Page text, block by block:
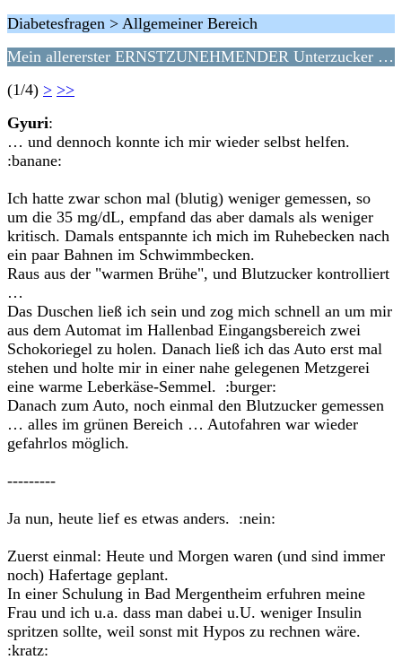
Diabetesfragen > Allgemeiner Bereich
Mein allererster ERNSTZUNEHMENDER Unterzucker …
(1/4) > >>
Gyuri:
… und dennoch konnte ich mir wieder selbst helfen.
:banane:
Ich hatte zwar schon mal (blutig) weniger gemessen, so
um die 35 mg/dL, empfand das aber damals als weniger
kritisch. Damals entspannte ich mich im Ruhebecken nach
ein paar Bahnen im Schwimmbecken.
Raus aus der "warmen Brühe", und Blutzucker kontrolliert
…
Das Duschen ließ ich sein und zog mich schnell an um mir
aus dem Automat im Hallenbad Eingangsbereich zwei
Schokoriegel zu holen. Danach ließ ich das Auto erst mal
stehen und holte mir in einer nahe gelegenen Metzgerei
eine warme Leberkäse-Semmel. :burger:
Danach zum Auto, noch einmal den Blutzucker gemessen
… alles im grünen Bereich … Autofahren war wieder
gefahrlos möglich.
---------
Ja nun, heute lief es etwas anders. :nein:
Zuerst einmal: Heute und Morgen waren (und sind immer
noch) Hafertage geplant.
In einer Schulung in Bad Mergentheim erfuhren meine
Frau und ich u.a. dass man dabei u.U. weniger Insulin
spritzen sollte, weil sonst mit Hypos zu rechnen wäre.
:kratz: